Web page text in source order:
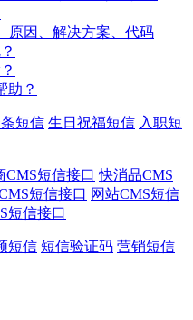
原因、解决方案、代码
助？
短信 生日祝福短信 入职短
CMS短信接口 快消品CMS
短信接口 网站CMS短信
短信接口
短信 短信验证码 营销短信